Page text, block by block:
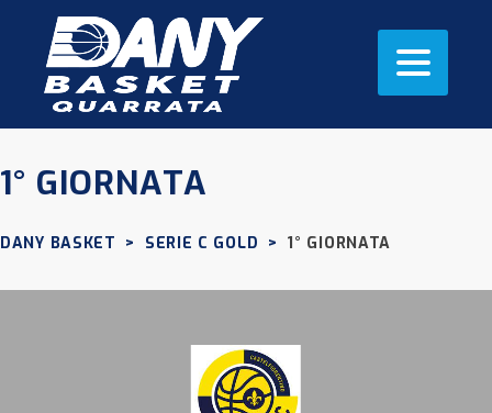
1° GIORNATA
DANY BASKET > SERIE C GOLD > 1° GIORNATA